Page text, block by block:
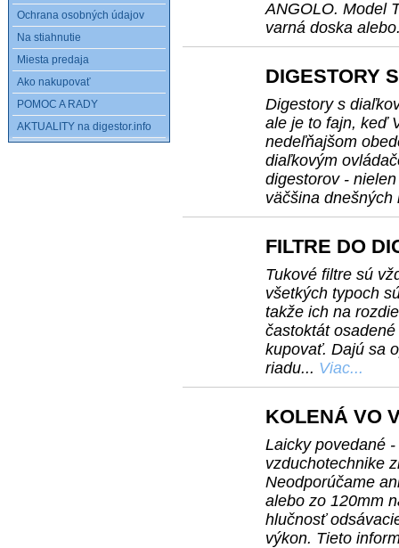
ANGOLO. Model
varná doska
DIGESTORY
Digestory s
ale je to fajn, keď
nedeľňajšom
diaľkovým
digestorov -
väčšina
FILTRE DO
Tukové filtre sú
všetkých typoch
takže ich na
častoktát
kupovať. Dajú sa
riadu... Viac...
KOLENÁ VO
Laicky povedané
vzduchotechnike
Neodporúčame
alebo zo 120mm
hlučnosť
výkon. Tieto
Ochrana osobných údajov
Na stiahnutie
Miesta predaja
Ako nakupovať
POMOC A RADY
AKTUALITY na digestor.info